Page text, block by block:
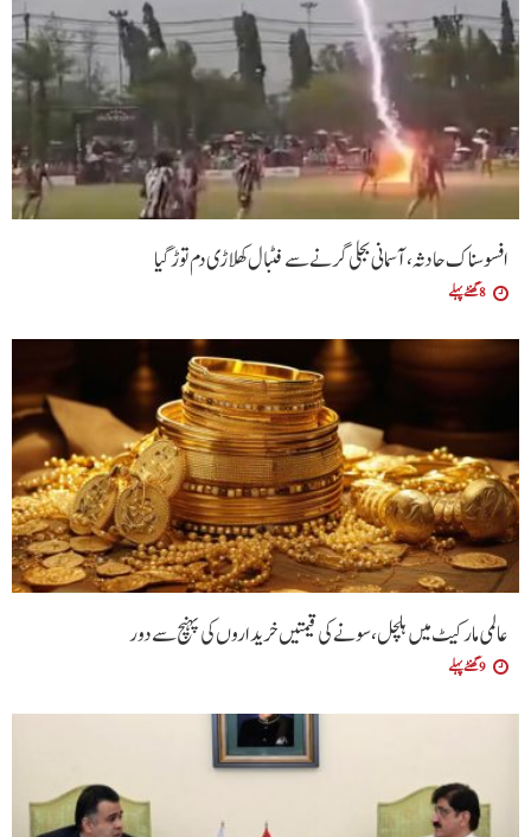
افسوسناک حادثہ، آسمانی بجلی گرنے سے فٹبال کھلاڑی دم توڑ گیا
8 گھنٹے پہلے
عالمی مارکیٹ میں ہلچل، سونے کی قیمتیں خریداروں کی پہنچ سے دور
9 گھنٹے پہلے